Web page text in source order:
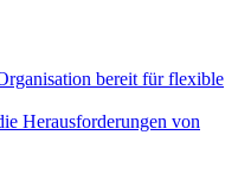
bereit für flexible
Herausforderungen von